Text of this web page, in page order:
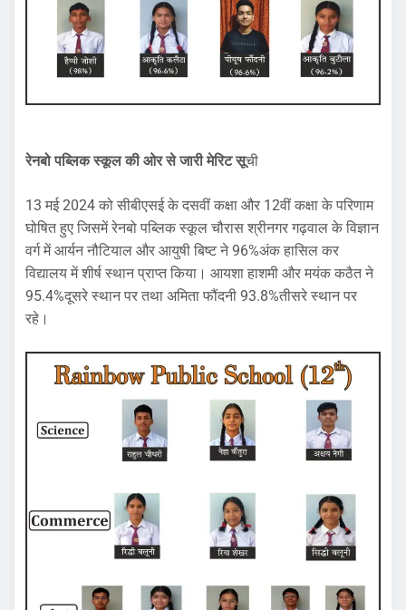
रेनबो पब्लिक स्कूल की ओर से जारी मेरिट सूची
13 मई 2024 को सीबीएसई के दसवीं कक्षा और 12वीं कक्षा के परिणाम
घोषित हुए जिसमें रेनबो पब्लिक स्कूल चौरास श्रीनगर गढ़वाल के विज्ञान
वर्ग में आर्यन नौटियाल और आयुषी बिष्ट ने 96%अंक हासिल कर
विद्यालय में शीर्ष स्थान प्राप्त किया। आयशा हाशमी और मयंक कठैत ने
95.4%दूसरे स्थान पर तथा अमिता फौंदनी 93.8%तीसरे स्थान पर
रहे।